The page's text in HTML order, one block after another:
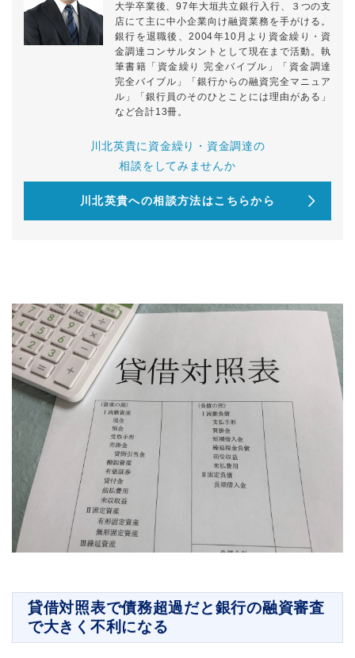
大学卒業後、97年大垣共立銀行入行、３つの支
店にて主に中小企業向け融資業務を手がける。
銀行を退職後、2004年10月より資金繰り・資
金調達コンサルタントとして現在まで活動。執
筆書籍「資金繰り 完全バイブル」「資金調達
完全バイブル」「銀行からの融資完全マニュア
ル」「銀行員のそのひとことには理由がある」
など合計13冊。
川北英貴に資金繰り・資金調達の
相談をしてみませんか
川北英貴への相談方法はこちらから
貸借対照表で債務超過だと銀行の融資審査
で大きく不利になる